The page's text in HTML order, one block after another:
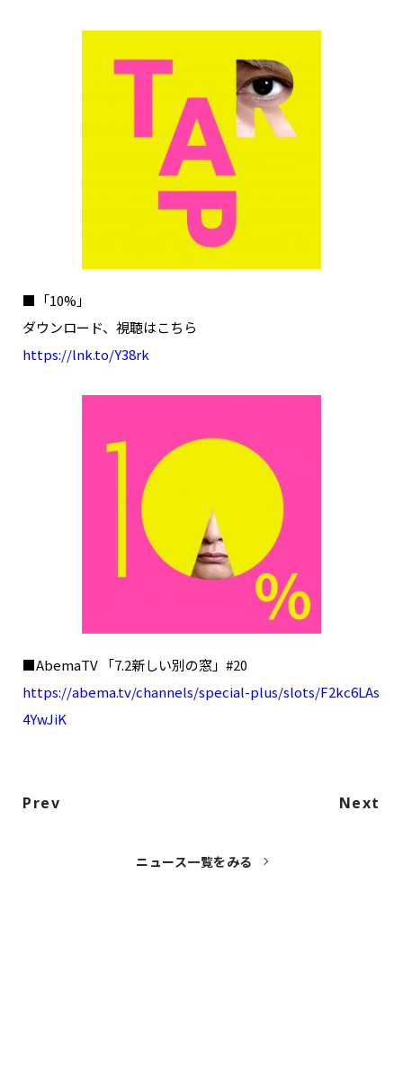
■「10%」
ダウンロード、視聴はこちら
https://lnk.to/Y38rk
■AbemaTV 「7.2新しい別の窓」#20
https://abema.tv/channels/special-plus/slots/F2kc6LAs
4YwJiK
Prev Next
ニュース一覧をみる